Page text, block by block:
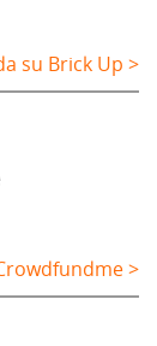
su Brick Up >
>